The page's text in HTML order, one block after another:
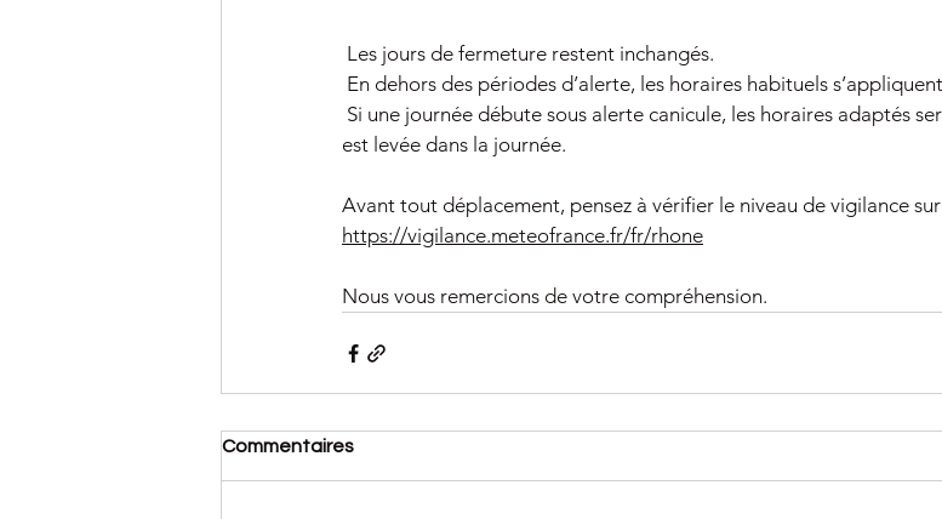
Les jours de fermeture restent inchangés.
En dehors des périodes d’alerte, les horaires habituels
Si une journée débute sous alerte canicule, les horaires adaptés
est levée dans la journée.
Avant tout déplacement, pensez à vérifier le niveau de vigilance
https://vigilance.meteofrance.fr/fr/rhone
Nous vous remercions de votre compréhension.
Commentaires